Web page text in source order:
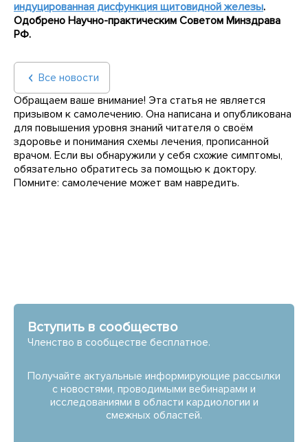
индуцированная дисфункция щитовидной железы.
Одобрено Научно-практическим Советом Минздрава
РФ.
Все новости
Обращаем ваше внимание! Эта статья не является
призывом к самолечению. Она написана и опубликована
для повышения уровня знаний читателя о своём
здоровье и понимания схемы лечения, прописанной
врачом. Если вы обнаружили у себя схожие симптомы,
обязательно обратитесь за помощью к доктору.
Помните: самолечение может вам навредить.
Вступить в сообщество
Членство в сообществе бесплатное.
Получайте актуальные информирующие рассылки
с новостями, проводимыми вебинарами и
исследованиями в области кардиологии и
смежных областей.